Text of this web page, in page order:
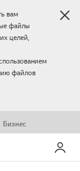
вам
файлы
целей,
файлов
Бизнес
Мой LG